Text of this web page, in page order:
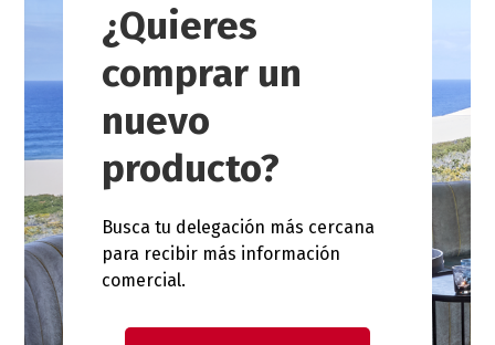
¿Quieres
comprar un
nuevo
producto?
Busca tu delegación más cercana
para recibir más información
comercial.